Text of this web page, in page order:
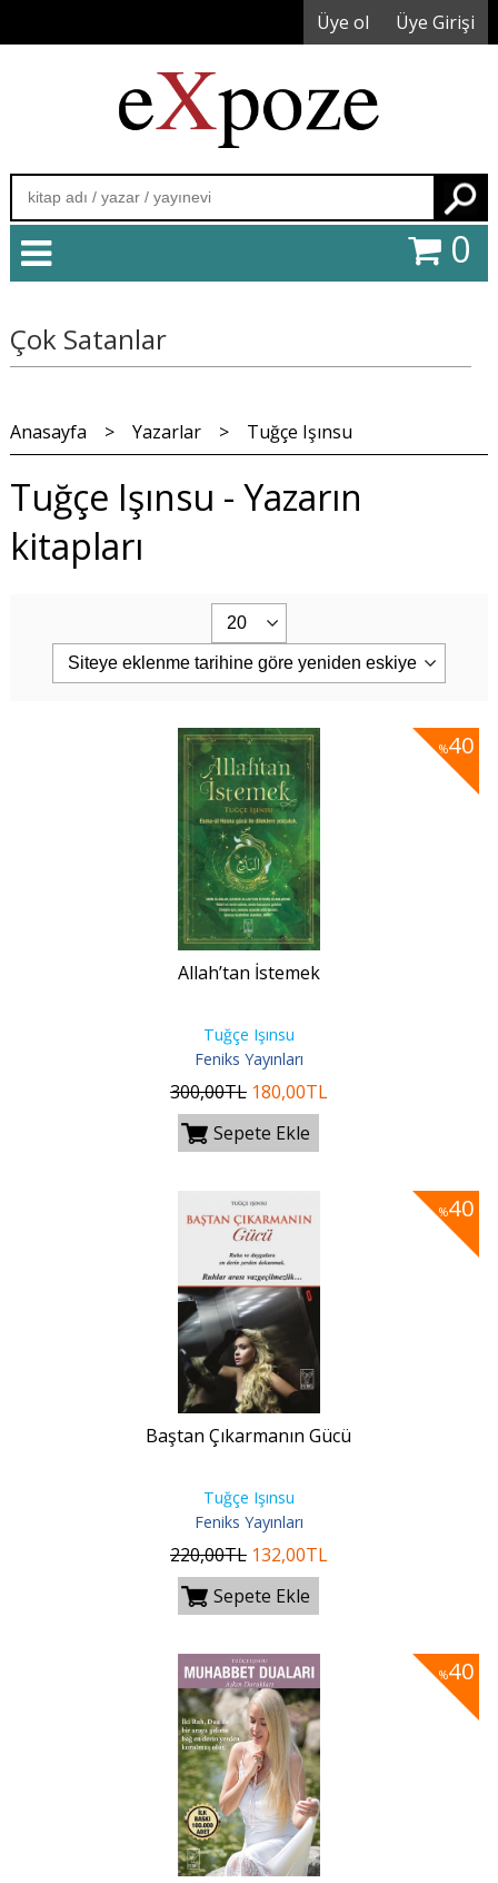
Üye ol Üye Girişi
0
Çok Satanlar
Anasayfa > Yazarlar > Tuğçe Işınsu
Tuğçe Işınsu - Yazarın
kitapları
%40
Allah’tan İstemek
Tuğçe Işınsu
Feniks Yayınları
300,00TL 180,00TL
Sepete Ekle
%40
Baştan Çıkarmanın Gücü
Tuğçe Işınsu
Feniks Yayınları
220,00TL 132,00TL
Sepete Ekle
%40